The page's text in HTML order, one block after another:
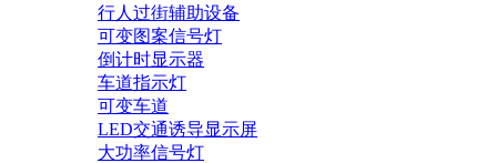
行人过街辅助设备
可变图案信号灯
倒计时显示器
车道指示灯
可变车道
LED交通诱导显示屏
大功率信号灯